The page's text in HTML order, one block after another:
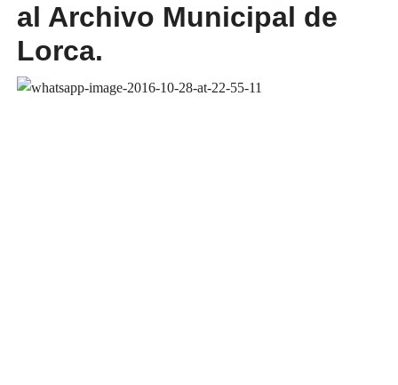
al Archivo Municipal de
Lorca.